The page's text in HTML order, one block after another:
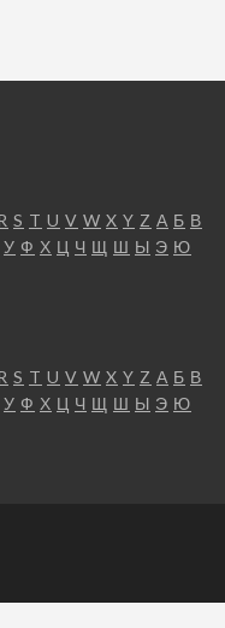
S T U V W X Y Z А Б В
У Ф Х Ц Ч Щ Ш Ы Э Ю
S T U V W X Y Z А Б В
У Ф Х Ц Ч Щ Ш Ы Э Ю